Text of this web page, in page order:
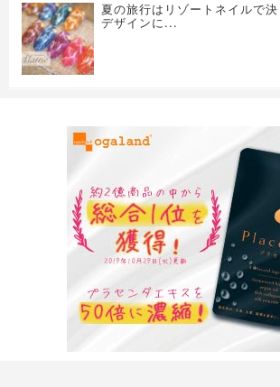
夏の旅行はリゾートネイルで
デザインに...